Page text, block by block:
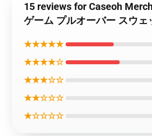
15 reviews for Caseoh
ゲーム プルオーバー スウェ
★★★★★
★★★★☆
★★★☆☆
★★☆☆☆
★☆☆☆☆